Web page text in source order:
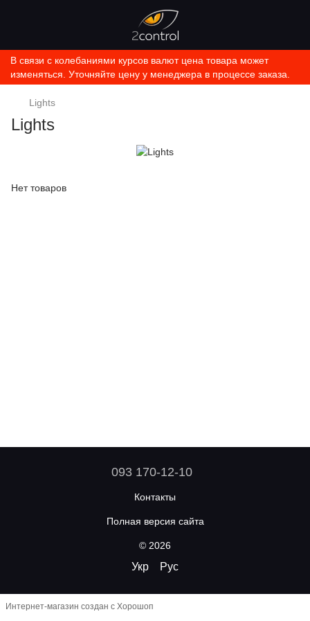
В связи с колебаниями курсов валют цена товара может
изменяться. Уточняйте цену у менеджера в процессе заказа.
Lights
Lights
Нет товаров
093 170-12-10
Контакты
Полная версия сайта
© 2026
Укр Рус
Интернет-магазин создан с Хорошоп